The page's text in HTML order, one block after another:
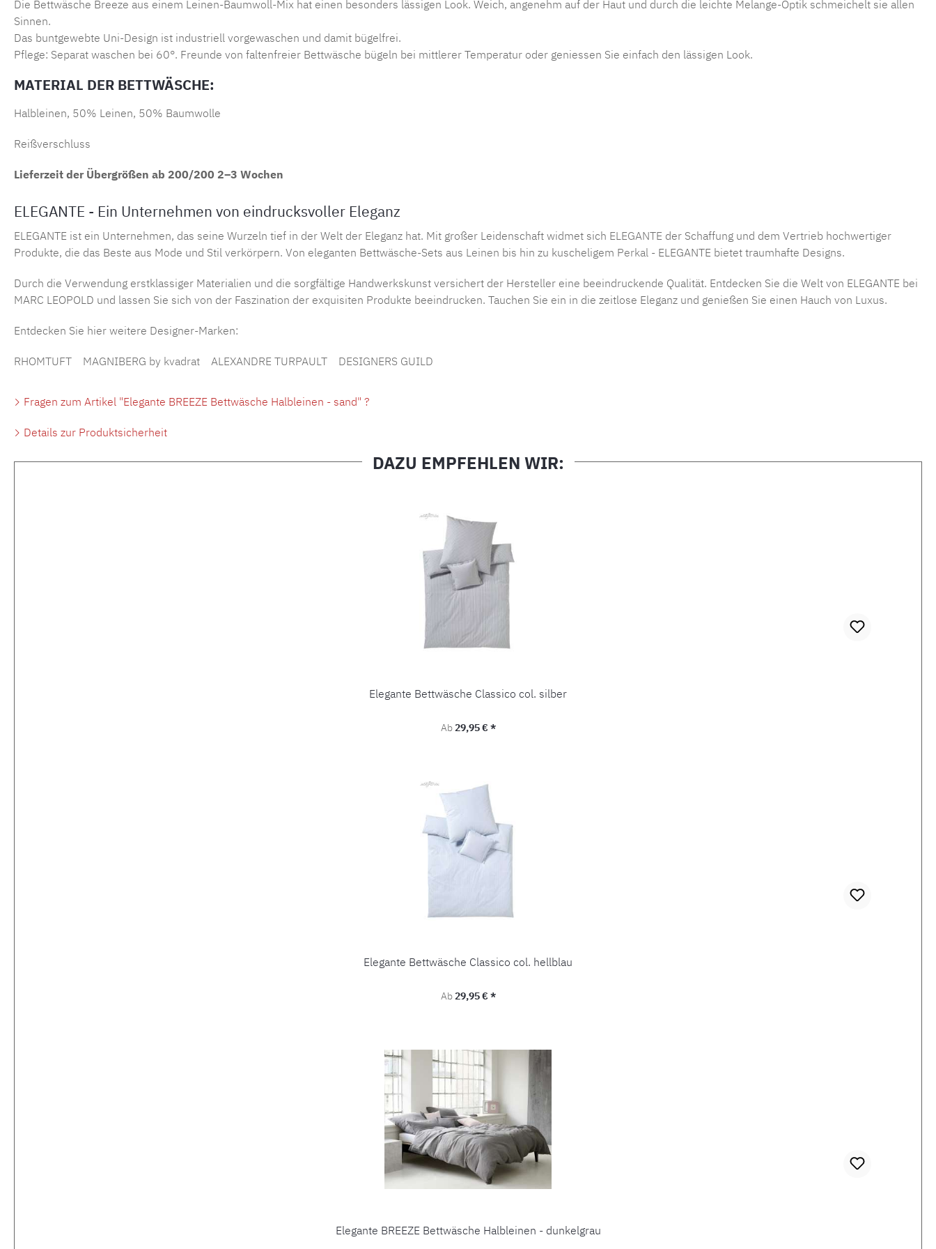
Die Bettwäsche Breeze aus einem Leinen-Baumwoll-Mix hat einen besonders lässigen Look. Weich, angenehm auf der Haut und durch die leichte Melange-Optik schmeichelt sie allen
Sinnen.
Das buntgewebte Uni-Design ist industriell vorgewaschen und damit bügelfrei.
Pflege: Separat waschen bei 60°. Freunde von faltenfreier Bettwäsche bügeln bei mittlerer Temperatur oder geniessen Sie einfach den lässigen Look.
MATERIAL DER BETTWÄSCHE:
Halbleinen, 50% Leinen, 50% Baumwolle
Reißverschluss
Lieferzeit der Übergrößen ab 200/200 2–3 Wochen
ELEGANTE - Ein Unternehmen von eindrucksvoller Eleganz
ELEGANTE ist ein Unternehmen, das seine Wurzeln tief in der Welt der Eleganz hat. Mit großer Leidenschaft widmet sich ELEGANTE der Schaffung und dem Vertrieb hochwertiger
Produkte, die das Beste aus Mode und Stil verkörpern. Von eleganten Bettwäsche-Sets aus Leinen bis hin zu kuscheligem Perkal - ELEGANTE bietet traumhafte Designs.
Durch die Verwendung erstklassiger Materialien und die sorgfältige Handwerkskunst versichert der Hersteller eine beeindruckende Qualität. Entdecken Sie die Welt von ELEGANTE bei
MARC LEOPOLD und lassen Sie sich von der Faszination der exquisiten Produkte beeindrucken. Tauchen Sie ein in die zeitlose Eleganz und genießen Sie einen Hauch von Luxus.
Entdecken Sie hier weitere Designer-Marken:
RHOMTUFT MAGNIBERG by kvadrat ALEXANDRE TURPAULT DESIGNERS GUILD
Fragen zum Artikel "Elegante BREEZE Bettwäsche Halbleinen - sand" ?
Details zur Produktsicherheit
DAZU EMPFEHLEN WIR:
Elegante Bettwäsche Classico col. silber
Regulärer Preis:
Ab29,95 € *
Elegante Bettwäsche Classico col. hellblau
Regulärer Preis:
Ab29,95 € *
Elegante BREEZE Bettwäsche Halbleinen - dunkelgrau